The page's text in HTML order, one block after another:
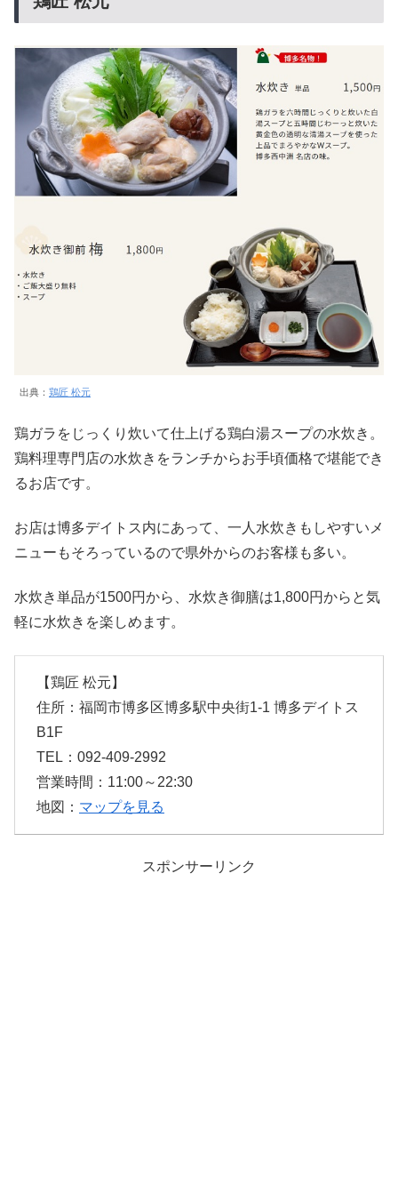
出典： 鶏匠 松元
鶏ガラをじっくり炊いて仕上げる鶏白湯スープの水炊き。
鶏料理専門店の水炊きをランチからお手頃価格で堪能でき
るお店です。
お店は博多デイトス内にあって、一人水炊きもしやすいメ
ニューもそろっているので県外からのお客様も多い。
水炊き単品が1500円から、水炊き御膳は1,800円からと気
軽に水炊きを楽しめます。
【鶏匠 松元】
住所：福岡市博多区博多駅中央街1-1 博多デイトス
B1F
TEL：092-409-2992
営業時間：11:00～22:30
地図： マップを見る
スポンサーリンク